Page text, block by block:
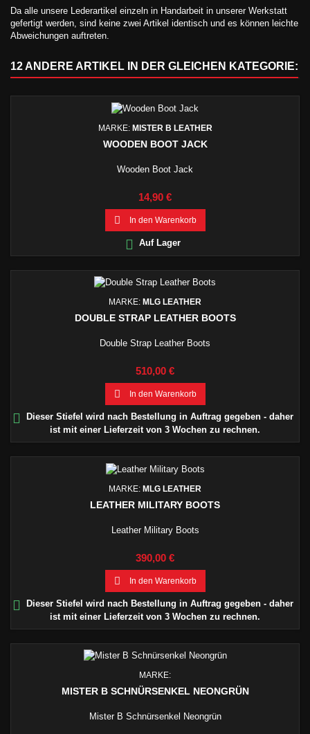
Da alle unsere Lederartikel einzeln in Handarbeit in unserer Werkstatt
gefertigt werden, sind keine zwei Artikel identisch und es können leichte
Abweichungen auftreten.
12 ANDERE ARTIKEL IN DER GLEICHEN KATEGORIE:
MARKE: MISTER B LEATHER
WOODEN BOOT JACK
Wooden Boot Jack
Preis
14,90 €
 In den Warenkorb
 Auf Lager
MARKE: MLG LEATHER
DOUBLE STRAP LEATHER BOOTS
Double Strap Leather Boots
Preis
510,00 €
 In den Warenkorb

Dieser Stiefel wird nach Bestellung in Auftrag gegeben - daher
ist mit einer Lieferzeit von 3 Wochen zu rechnen.
MARKE: MLG LEATHER
LEATHER MILITARY BOOTS
Leather Military Boots
Preis
390,00 €
 In den Warenkorb

Dieser Stiefel wird nach Bestellung in Auftrag gegeben - daher
ist mit einer Lieferzeit von 3 Wochen zu rechnen.
MARKE:
MISTER B SCHNÜRSENKEL NEONGRÜN
Mister B Schnürsenkel Neongrün